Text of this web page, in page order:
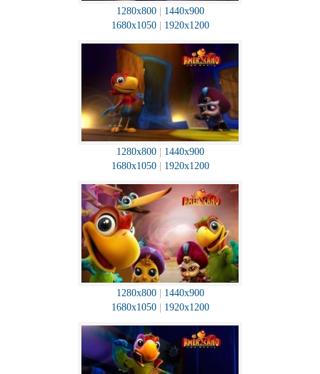
1280x800| 1440x900
1680x1050| 1920x1200
1280x800| 1440x900
1680x1050| 1920x1200
1280x800| 1440x900
1680x1050| 1920x1200